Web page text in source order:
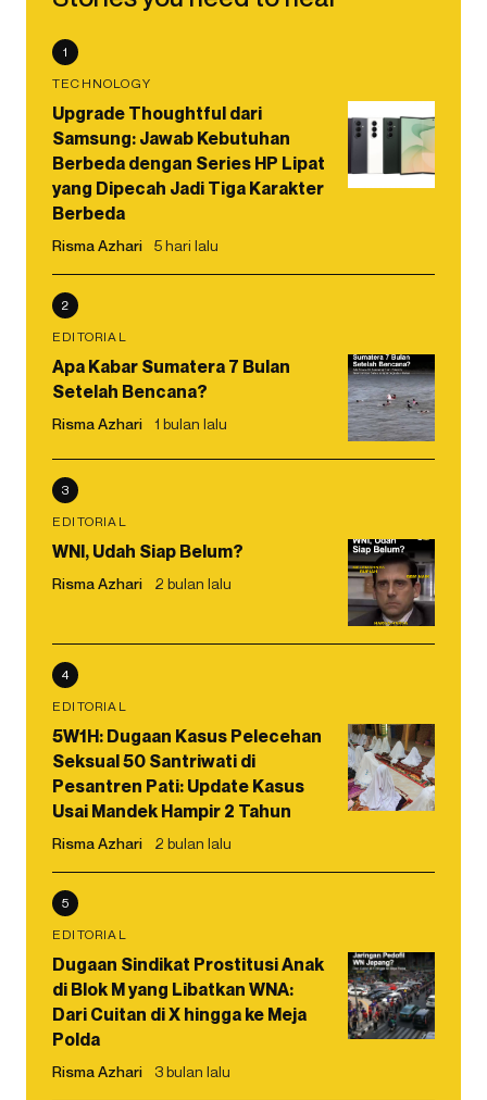
1
TECHNOLOGY
Upgrade Thoughtful dari
Samsung: Jawab Kebutuhan
Berbeda dengan Series HP Lipat
yang Dipecah Jadi Tiga Karakter
Berbeda
Risma Azhari 5 hari lalu
2
EDITORIAL
Apa Kabar Sumatera 7 Bulan
Setelah Bencana?
Risma Azhari 1 bulan lalu
3
EDITORIAL
WNI, Udah Siap Belum?
Risma Azhari 2 bulan lalu
4
EDITORIAL
5W1H: Dugaan Kasus Pelecehan
Seksual 50 Santriwati di
Pesantren Pati: Update Kasus
Usai Mandek Hampir 2 Tahun
Risma Azhari 2 bulan lalu
5
EDITORIAL
Dugaan Sindikat Prostitusi Anak
di Blok M yang Libatkan WNA:
Dari Cuitan di X hingga ke Meja
Polda
Risma Azhari 3 bulan lalu